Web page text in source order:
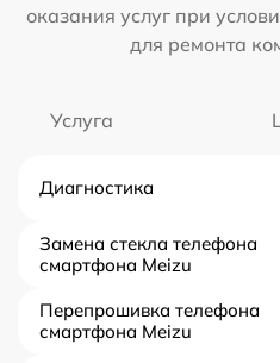
оказания услуг при
для ремонта
Услуга
Диагностика
Замена стекла телефона
смартфона Meizu
Перепрошивка телефона
смартфона Meizu